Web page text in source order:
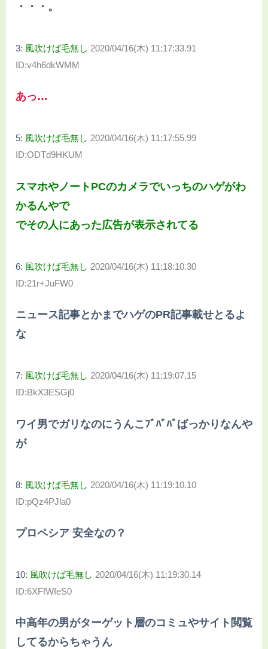
・・・。
3: 風吹けば毛無し 2020/04/16(木) 11:17:33.91
ID:v4h6dkWMM
あっ…
5: 風吹けば毛無し 2020/04/16(木) 11:17:55.99
ID:ODTd9HKUM
スマホやノートPCのカメラでいっちのハゲがわ
かるんやで
でその人にあった広告が表示されてる
6: 風吹けば毛無し 2020/04/16(木) 11:18:10.30
ID:21r+JuFW0
ニュース記事とかまでハゲのPR記事載せとるよ
な
7: 風吹けば毛無し 2020/04/16(木) 11:19:07.15
ID:BkX3ESGj0
ワイ男でガリなのにうんこﾌﾞﾊﾞﾊﾞばっかりなんや
が
8: 風吹けば毛無し 2020/04/16(木) 11:19:10.10
ID:pQz4PJla0
プロペシア 安全なの？
10: 風吹けば毛無し 2020/04/16(木) 11:19:30.14
ID:6XFfWfeS0
中高年の男がターゲット層のコミュやサイト閲覧
してるからちゃうん